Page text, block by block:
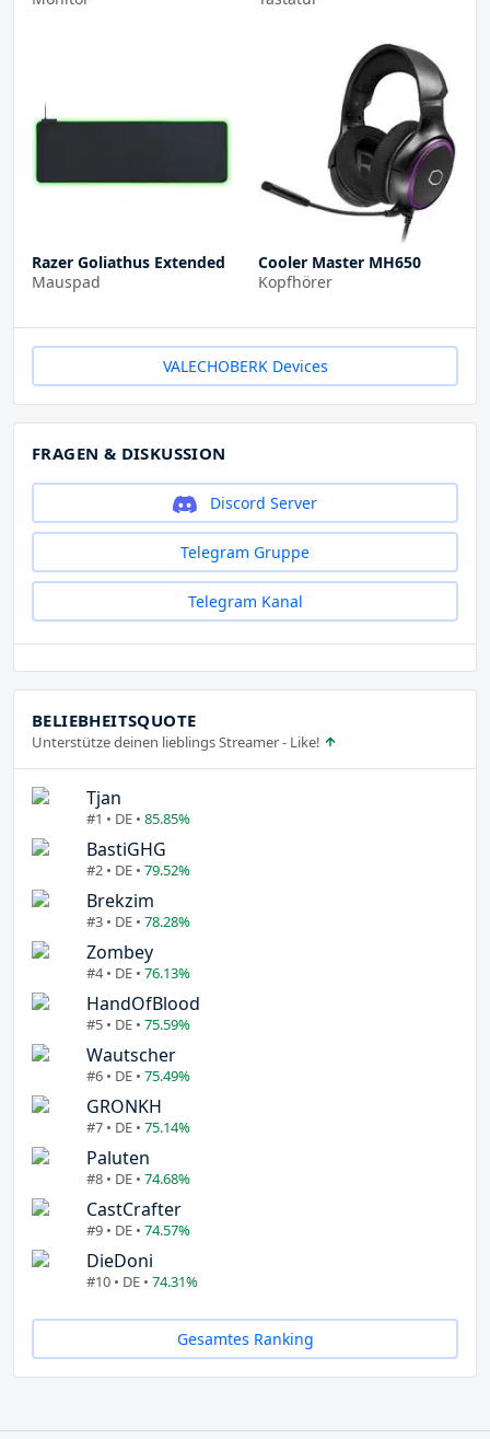
Razer Goliathus Extended
Mauspad
Cooler Master MH650
Kopfhörer
VALECHOBERK Devices
FRAGEN & DISKUSSION
Discord Server
Telegram Gruppe
Telegram Kanal
BELIEBHEITSQUOTE
Unterstütze deinen lieblings Streamer - Like!
Tjan
#1 • DE • 85.85%
BastiGHG
#2 • DE • 79.52%
Brekzim
#3 • DE • 78.28%
Zombey
#4 • DE • 76.13%
HandOfBlood
#5 • DE • 75.59%
Wautscher
#6 • DE • 75.49%
GRONKH
#7 • DE • 75.14%
Paluten
#8 • DE • 74.68%
CastCrafter
#9 • DE • 74.57%
DieDoni
#10 • DE • 74.31%
Gesamtes Ranking